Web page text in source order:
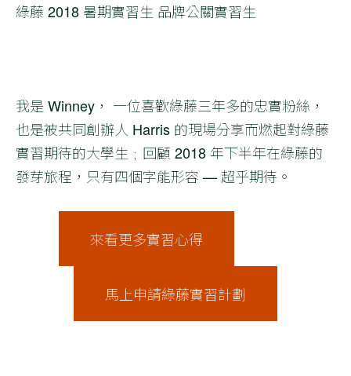
綠藤 2018 暑期實習生 品牌公關實習生
我是 Winney， 一位喜歡綠藤三年多的忠實粉絲，
也是被共同創辦人 Harris 的現場分享而燃起對綠藤
實習期待的大學生﹔回顧 2018 年下半年在綠藤的
發芽旅程，只有四個字能形容 — 超乎期待。
來看更多實習心得
馬上申請綠藤實習計劃